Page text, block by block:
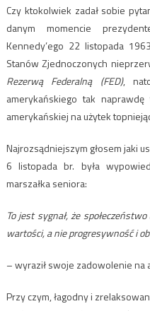
Czy ktokolwiek zadał sobie
danym momencie
Kennedy’ego 22 listopada
Stanów Zjednoczonych
Rezerwą Federalną (FED),
amerykańskiego tak
amerykańskiej na użytek
Najrozsądniejszym głosem jaki
6 listopada br. była
marszałka seniora:
To jest sygnał, że
wartości, a nie progresywność i
– wyraził swoje zadowolenie na
Przy czym, łagodny i